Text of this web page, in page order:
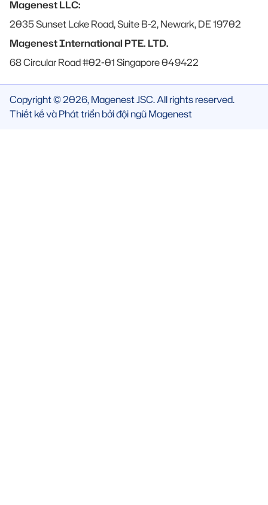
Magenest LLC:
2035 Sunset Lake Road, Suite B-2, Newark, DE 19702
Magenest International PTE. LTD.
68 Circular Road #02-01 Singapore 049422
Copyright © 2026, Magenest JSC. All rights reserved.
Thiết kế và Phát triển bởi đội ngũ Magenest